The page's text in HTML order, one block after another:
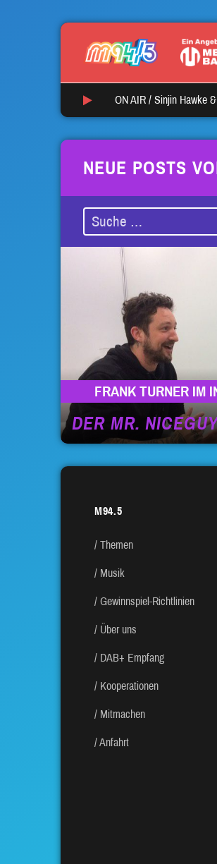
ON AIR / Sinjin Hawke
NEUE POSTS
FRANK TURNER IM
DER MR.
M94.5
Themen
Musik
Gewinnspiel-Richtlinien
Über uns
DAB+ Empfang
Kooperationen
Mitmachen
Anfahrt